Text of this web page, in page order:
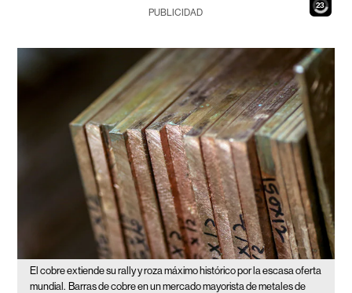
21
PUBLICIDAD
El cobre extiende su rally y roza máximo histórico por la escasa oferta
mundial. Barras de cobre en un mercado mayorista de metales de